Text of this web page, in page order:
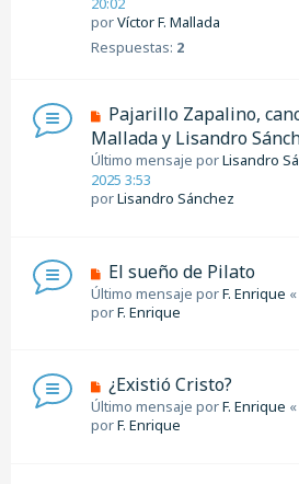
porVíctor F. Mallada
Respuestas: 2
Pajarillo Zapalino,
Mallada y Lisandro
Último mensaje porLisandro
2025 3:53
porLisandro Sánchez
El sueño de Pilato
Último mensaje porF. Enrique «
porF. Enrique
¿Existió Cristo?
Último mensaje porF. Enrique «
porF. Enrique